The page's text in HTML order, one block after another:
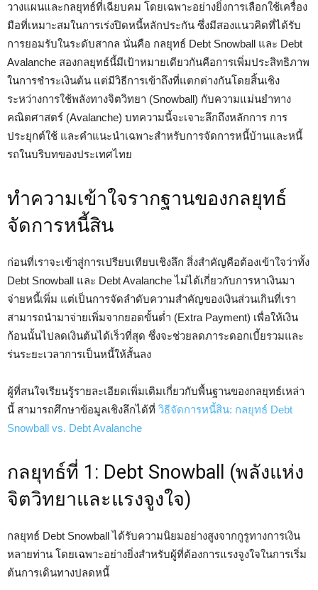
วางแผนและกลยุทธ์ที่เฉียบคม โดยเฉพาะอย่างยิ่งการเลือกใช้เครื่อง
มือที่เหมาะสมในการเร่งปิดหนี้หลักประกัน ซึ่งมีสองแนวคิดที่ได้รับ
การยอมรับในระดับสากล นั่นคือ กลยุทธ์ Debt Snowball และ Debt
Avalanche สองกลยุทธ์นี้มีเป้าหมายเดียวกันคือการเพิ่มประสิทธิภาพ
ในการชำระเงินต้น แต่มีวิธีการเข้าถึงที่แตกต่างกันโดยสิ้นเชิง
ระหว่างการใช้พลังทางจิตวิทยา (Snowball) กับความแม่นยำทาง
คณิตศาสตร์ (Avalanche) บทความนี้จะเจาะลึกถึงหลักการ การ
ประยุกต์ใช้ และคำแนะนำเฉพาะสำหรับการจัดการหนี้บ้านและหนี้
รถในบริบทของประเทศไทย
ทำความเข้าใจรากฐานของกลยุทธ์
จัดการหนี้สิน
ก่อนที่เราจะเข้าสู่การเปรียบเทียบเชิงลึก สิ่งสำคัญคือต้องเข้าใจว่าทั้ง
Debt Snowball และ Debt Avalanche ไม่ได้เกี่ยวกับการหาเงินมา
จ่ายหนี้เพิ่ม แต่เป็นการจัดลำดับความสำคัญของเงินส่วนเกินที่เรา
สามารถนำมาจ่ายเพิ่มจากยอดขั้นต่ำ (Extra Payment) เพื่อให้เงิน
ก้อนนั้นไปลดเงินต้นได้เร็วที่สุด ซึ่งจะช่วยลดภาระดอกเบี้ยรวมและ
ร่นระยะเวลาการเป็นหนี้ให้สั้นลง
ผู้ที่สนใจเรียนรู้รายละเอียดเพิ่มเติมเกี่ยวกับพื้นฐานของกลยุทธ์เหล่า
นี้ สามารถศึกษาข้อมูลเชิงลึกได้ที่ วิธีจัดการหนี้สิน: กลยุทธ์ Debt
Snowball vs. Debt Avalanche
กลยุทธ์ที่ 1: Debt Snowball (พลังแห่ง
จิตวิทยาและแรงจูงใจ)
กลยุทธ์ Debt Snowball ได้รับความนิยมอย่างสูงจากกูรูทางการเงิน
หลายท่าน โดยเฉพาะอย่างยิ่งสำหรับผู้ที่ต้องการแรงจูงใจในการเริ่ม
ต้นการเดินทางปลดหนี้